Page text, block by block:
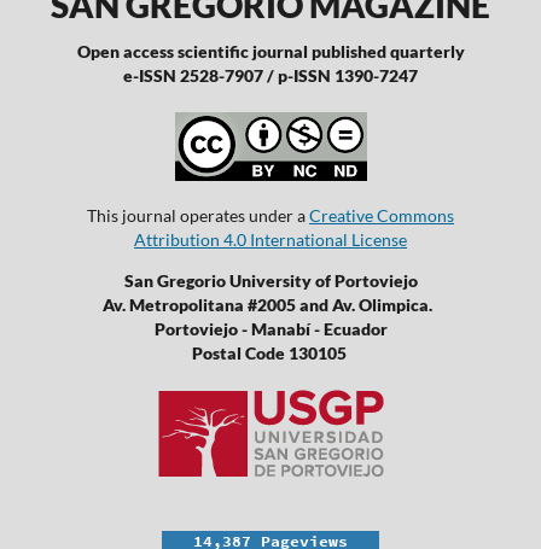
Open access scientific journal published quarterly
e-ISSN 2528-7907 / p-ISSN 1390-7247
This journal operates under aCreative Commons
Attribution 4.0 International License
San Gregorio University of Portoviejo
Av. Metropolitana #2005 and Av. Olimpica.
Portoviejo - Manabí - Ecuador
Postal Code 130105